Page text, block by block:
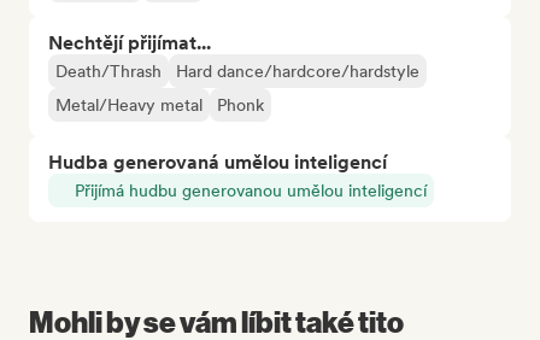
Nechtějí přijímat...
Death/Thrash
Hard dance/hardcore/hardstyle
Metal/Heavy metal
Phonk
Hudba generovaná umělou inteligencí
Přijímá hudbu generovanou umělou inteligencí
Mohli by se vám líbit také tito